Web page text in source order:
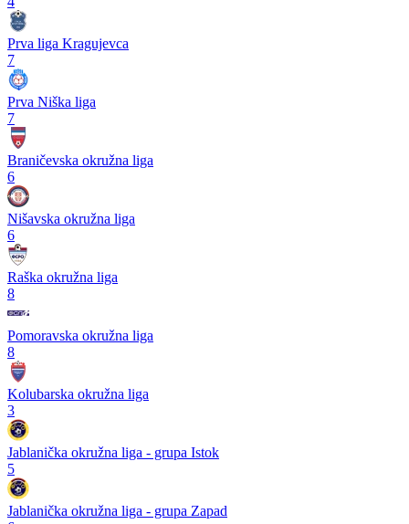
Prva liga Kragujevca
7
Prva Niška liga
7
Braničevska okružna liga
6
Nišavska okružna liga
6
Raška okružna liga
8
Pomoravska okružna liga
8
Kolubarska okružna liga
3
Jablanička okružna liga - grupa Istok
5
Jablanička okružna liga - grupa Zapad